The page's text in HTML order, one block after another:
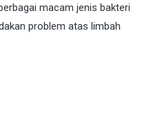
macam jenis bakteri
problem atas limbah